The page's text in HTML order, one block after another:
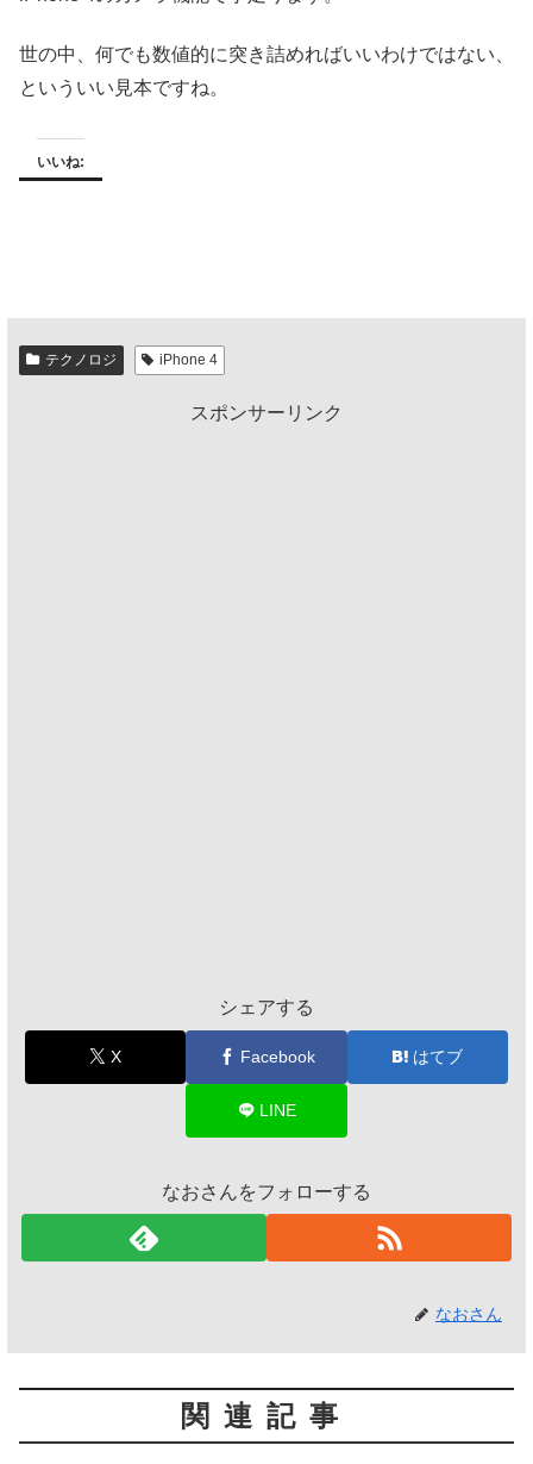
世の中、何でも数値的に突き詰めればいいわけではない、
といういい見本ですね。
いいね:
テクノロジ iPhone 4
スポンサーリンク
シェアする
X Facebook はてブ
LINE
なおさんをフォローする
なおさん
関連記事